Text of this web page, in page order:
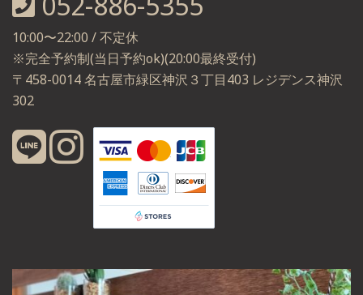
10:00〜22:00 / 不定休
※完全予約制(当日予約ok)(20:00最終受付)
〒458-0014 名古屋市緑区神沢３丁目403 レジデンス神沢
302